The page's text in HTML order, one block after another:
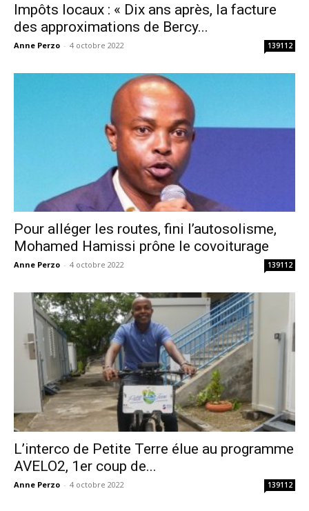
Impôts locaux : « Dix ans après, la facture
des approximations de Bercy...
Anne Perzo - 4 octobre 2022 139112
Pour alléger les routes, fini l’autosolisme,
Mohamed Hamissi prône le covoiturage
Anne Perzo - 4 octobre 2022 139112
L’interco de Petite Terre élue au programme
AVELO2, 1er coup de...
Anne Perzo - 4 octobre 2022 139112